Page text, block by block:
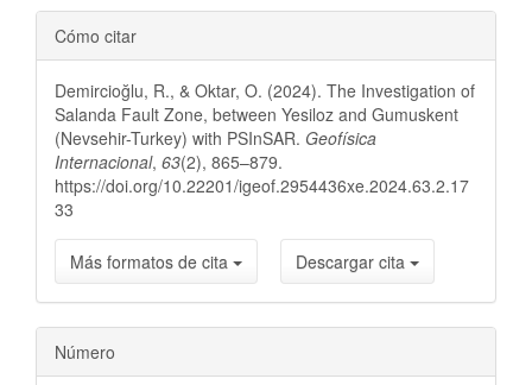
Detalles
del
artículo
Cómo citar
Demircioğlu, R., & Oktar, O. (2024). The Investigation of
Salanda Fault Zone, between Yesiloz and Gumuskent
(Nevsehir-Turkey) with PSInSAR. Geofísica
Internacional, 63(2), 865–879.
https://doi.org/10.22201/igeof.2954436xe.2024.63.2.17
33
Más formatos de cita Descargar cita
Número